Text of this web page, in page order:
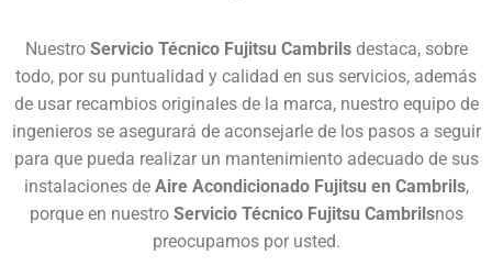
Nuestro Servicio Técnico Fujitsu Cambrilsdestaca, sobre
todo, por su puntualidad y calidad en sus servicios, además
de usar recambios originales de la marca, nuestro equipo de
ingenieros se asegurará de aconsejarle de los pasos a seguir
para que pueda realizar un mantenimiento adecuado de sus
instalaciones de Aire Acondicionado Fujitsu en Cambrils,
porque en nuestro Servicio Técnico Fujitsu Cambrilsnos
preocupamos por usted.